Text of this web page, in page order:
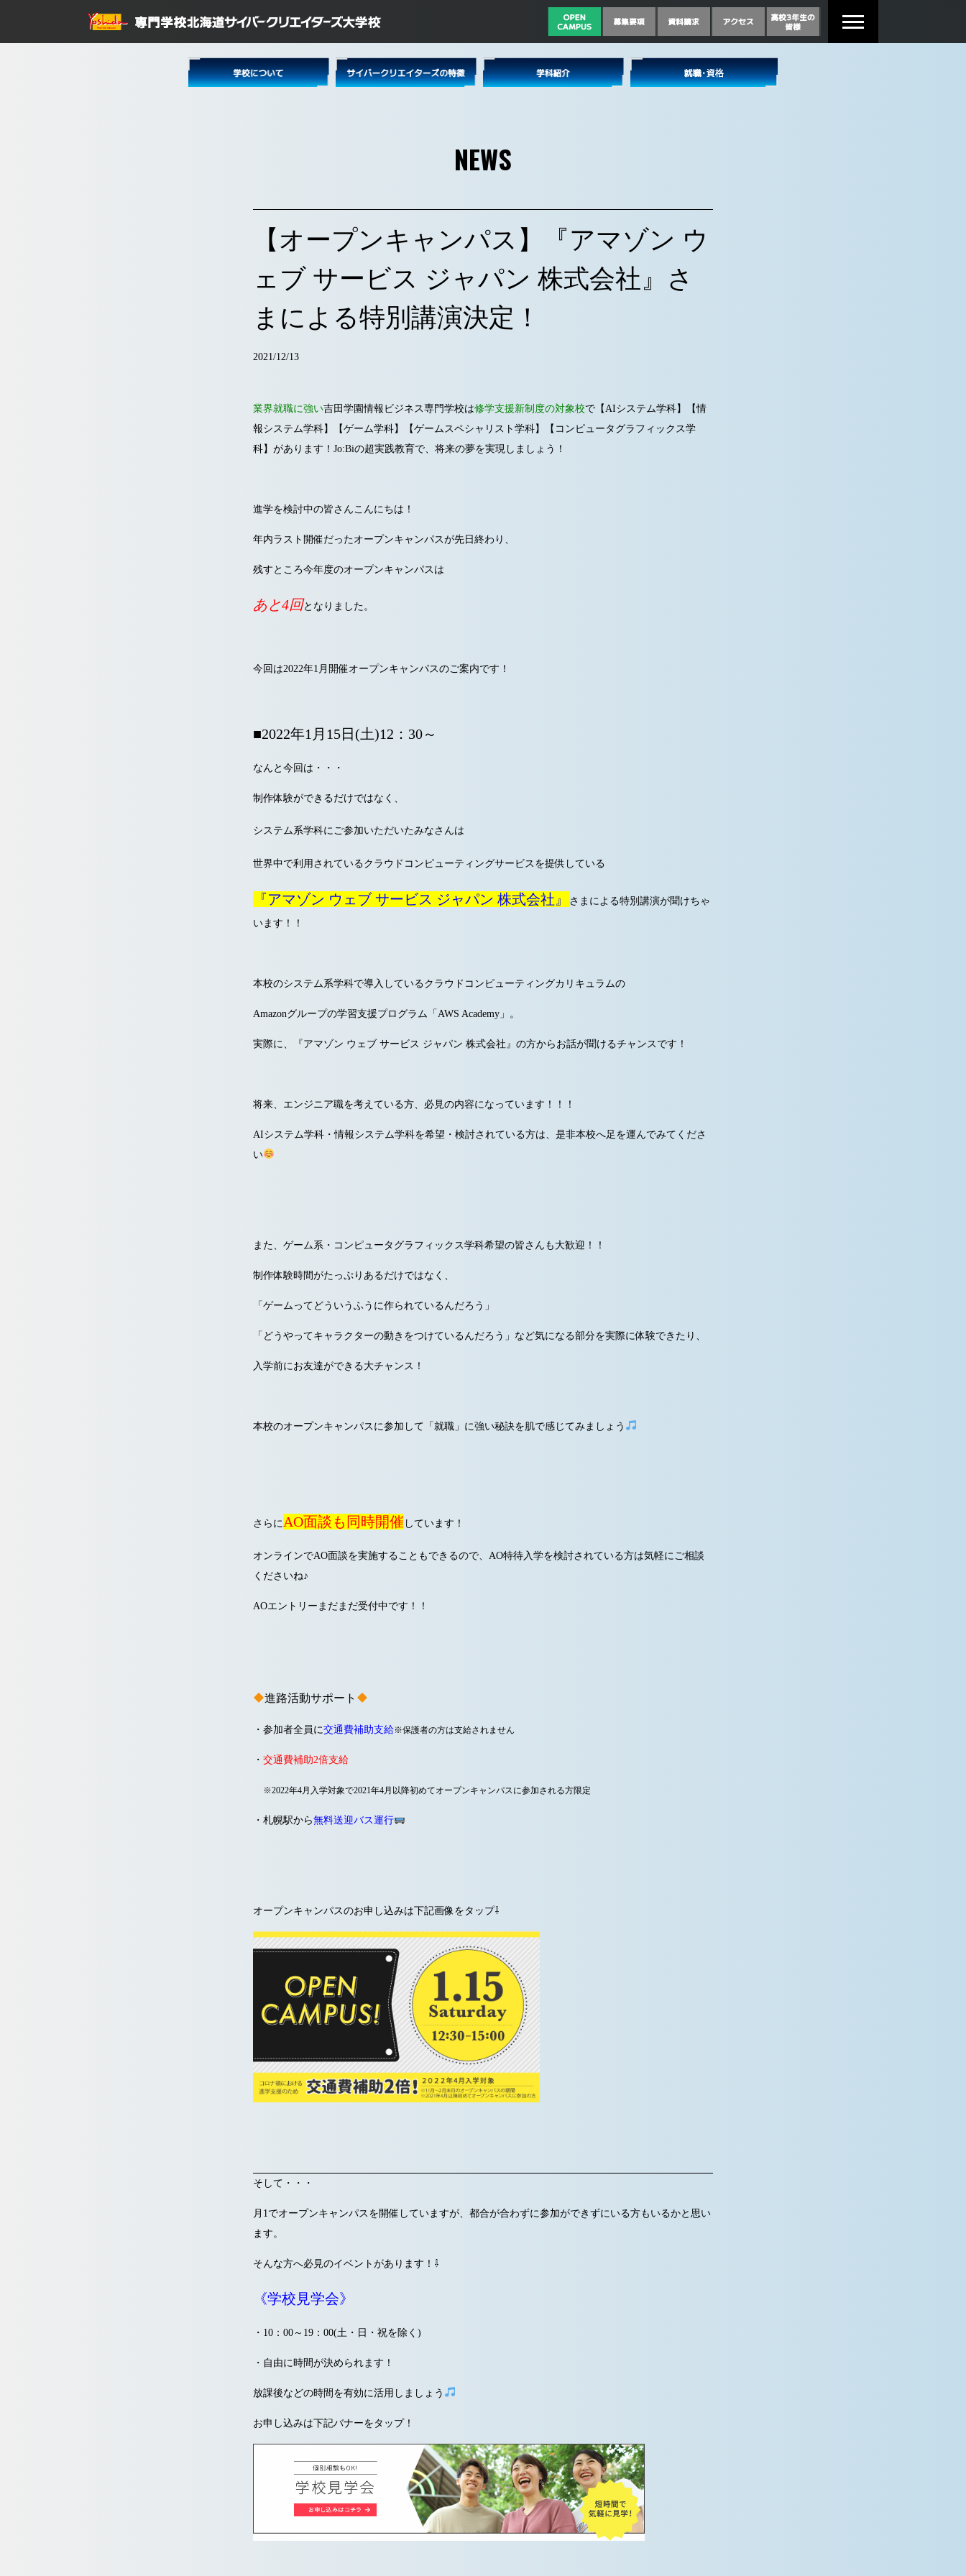
NEWS
【オープンキャンパス】『アマゾン ウ
ェブ サービス ジャパン 株式会社』さ
まによる特別講演決定！
2021/12/13
業界就職に強い吉田学園情報ビジネス専門学校は修学支援新制度の対象校で【AIシステム学科】【情
報システム学科】【ゲーム学科】【ゲームスペシャリスト学科】【コンピュータグラフィックス学
科】があります！Jo:Biの超実践教育で、将来の夢を実現しましょう！
進学を検討中の皆さんこんにちは！
年内ラスト開催だったオープンキャンパスが先日終わり、
残すところ今年度のオープンキャンパスは
あと4回となりました。
今回は2022年1月開催オープンキャンパスのご案内です！
■2022年1月15日(土)12：30～
なんと今回は・・・
制作体験ができるだけではなく、
システム系学科にご参加いただいたみなさんは
世界中で利用されているクラウドコンピューティングサービスを提供している
『アマゾン ウェブ サービス ジャパン 株式会社』 さまによる特別講演が聞けちゃ
います！！
本校のシステム系学科で導入しているクラウドコンピューティングカリキュラムの
Amazonグループの学習支援プログラム「AWS Academy」 。
実際に、『アマゾン ウェブ サービス ジャパン 株式会社』の方からお話が聞けるチャンスです！
将来、 エンジニア職を考えている方、必見の内容になっています！！！
AIシステム学科・情報システム学科を希望・検討されている方は、是非本校へ足を運んでみてくださ
い
また、ゲーム系・コンピュータグラフィックス学科希望の皆さんも大歓迎！！
制作体験時間がたっぷりあるだけではなく、
「ゲームってどういうふうに作られているんだろう」
「どうやってキャラクターの動きをつけているんだろう」など気になる部分を実際に体験できたり、
入学前にお友達ができる大チャンス！
本校のオープンキャンパスに参加して「就職」に強い秘訣を肌で感じてみましょう
さらに AO面談も同時開催 しています！
オンラインでAO面談を実施することもできるので、AO特待入学を検討されている方は気軽にご相談
くださいね♪
AOエントリーまだまだ受付中です！！
進路活動サポート
・参加者全員に交通費補助支給※保護者の方は支給されません
・ 交通費補助2倍支給
※2022年4月入学対象で2021年4月以降初めてオープンキャンパスに参加される方限定
・札幌駅から無料送迎バス運行
オープンキャンパスのお申し込みは下記画像をタップ⇩
そして・・・
月1でオープンキャンパスを開催していますが、都合が合わずに参加ができずにいる方もいるかと思い
ます。
そんな方へ必見のイベントがあります！⇩
《学校見学会》
・10：00～19：00(土・日・祝を除く)
・自由に時間が決められます！
放課後などの時間を有効に活用しましょう
お申し込みは下記バナーをタップ！